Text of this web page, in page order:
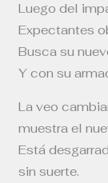
Luego del
Expectantes
Busca su
Y con su
La veo
muestra el
Está
sin suerte.